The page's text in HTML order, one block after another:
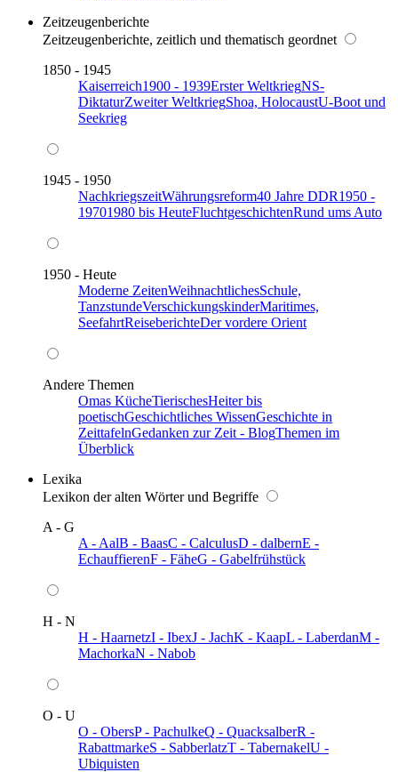
Zeitzeugenberichte
Zeitzeugenberichte, zeitlich und thematisch geordnet
1850 - 1945
Kaiserreich1900 - 1939Erster WeltkriegNS-
DiktaturZweiter WeltkriegShoa, HolocaustU-Boot und
Seekrieg
1945 - 1950
NachkriegszeitWährungsreform40 Jahre DDR1950 -
19701980 bis HeuteFluchtgeschichtenRund ums Auto
1950 - Heute
Moderne ZeitenWeihnachtlichesSchule,
TanzstundeVerschickungskinderMaritimes,
SeefahrtReiseberichteDer vordere Orient
Andere Themen
Omas KücheTierischesHeiter bis
poetischGeschichtliches WissenGeschichte in
ZeittafelnGedanken zur Zeit - BlogThemen im
Überblick
Lexika
Lexikon der alten Wörter und Begriffe
A - G
A - AalB - BaasC - CalculusD - dalbernE -
EchauffierenF - FäheG - Gabelfrühstück
H - N
H - HaarnetzI - IbexJ - JachK - KaapL - LaberdanM -
MachorkaN - Nabob
O - U
O - ObersP - PachulkeQ - QuacksalberR -
RabattmarkeS - SabberlatzT - TabernakelU -
Ubiquisten